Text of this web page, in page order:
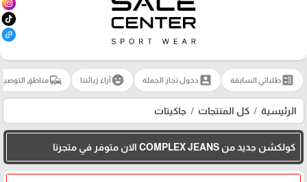
ballotطلباتي السابقة account_box دخول تجار الجملة emoji_emotionsآراء زبائننا commuteمناطق
الرئيسية كل المنتجات جاكيتات
كولكشن جديد من COMPLEX JEANS الان متوفر في متجرنا